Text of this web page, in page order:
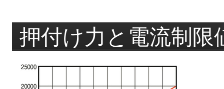
押付け力と電流制限